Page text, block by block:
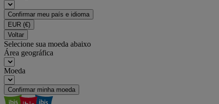
Confirmar meu país e idioma
EUR (€)
Voltar
Selecione sua moeda abaixo
Área geográfica
Moeda
Confirmar minha moeda